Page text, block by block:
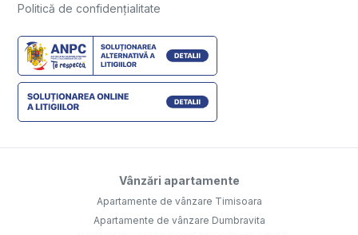
Politică de confidențialitate
Vânzări apartamente
Apartamente de vânzare Timisoara
Apartamente de vânzare Dumbravita